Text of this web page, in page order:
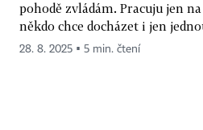
pohodě zvládám. Pracuju jen
někdo chce docházet i jen
28. 8. 2025 ▪ 5 min. čtení